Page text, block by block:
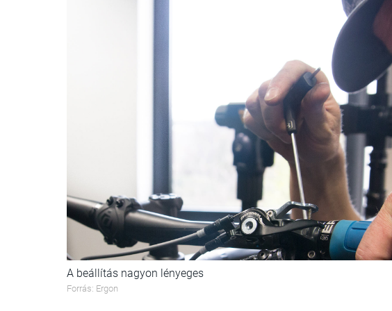
A beállítás nagyon lényeges
Forrás: Ergon